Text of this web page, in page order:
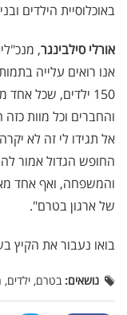
באוכלוסיית הילדים
אורלי סילבינגר,
אנו רואים עלייה
150 ילדים, שכל
והחברים וכל מוות
אל תגידו לי זה לא
החופש הגדול אמור
והמשפחה, ואף אחד
של ארגון בטרם".
בואו נעבור את הקיץ
נושאים: בטרם, ילדים,